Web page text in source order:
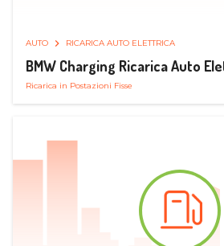
AUTO RICARICA AUTO ELETTRICA
BMW Charging Ricarica Auto
Ricarica in Postazioni Fisse